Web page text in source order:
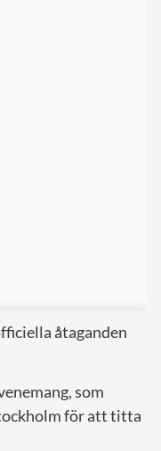
åtaganden
som
för att titta